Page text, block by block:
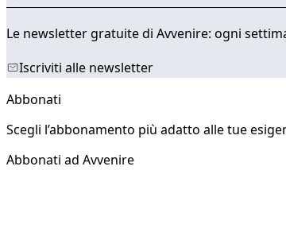
Le newsletter gratuite di Avvenire: ogni
Iscriviti alle newsletter
Abbonati
Scegli l’abbonamento più adatto alle tue
Abbonati ad Avvenire